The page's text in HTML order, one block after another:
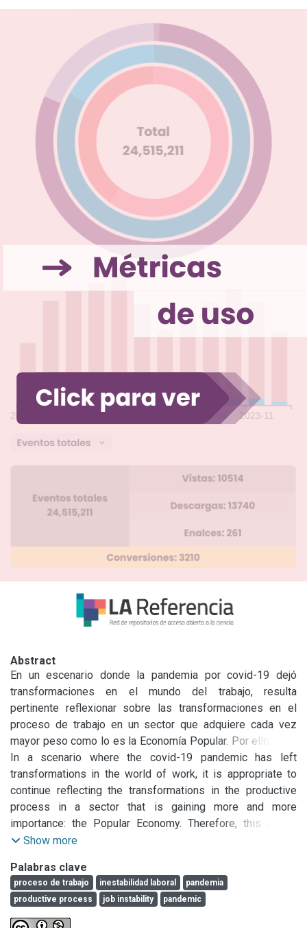
Abstract
En un escenario donde la pandemia por covid-19 dejó
transformaciones en el mundo del trabajo, resulta
pertinente reflexionar sobre las transformaciones en el
proceso de trabajo en un sector que adquiere cada vez
mayor peso como lo es la Economía Popular. Por ello, este
artículo pretende analizar el proceso de trabajo en un grupo
de emprendedoras asociativas textiles de Moreno durante
la pandemia de covid-19. Al ser este un sector altamente
precarizado, enfatizamos en la seguridad y la estabilidad
laboral.
El grupo de emprendedoras asociativas seleccionadas
producción textil de la localidad de Moreno, un distrito de la
provincia de Buenos Aires. Los resultados presentados se
basan en una metodología cualitativa de trabajo,
recopilados con diferentes técnicas, tales como el análisis
In a scenario where the covid-19 pandemic has left
transformations in the world of work, it is appropriate to
continue reflecting the transformations in the productive
process in a sector that is gaining more and more
importance: the Popular Economy. Therefore, this article
aims to analyze the work process in a group of textile
pandemic. As this is a highly precarious sector, we
emphasize in their job instability.
The group of selected associative entrepreneurs are part
of various textile marketing and production spaces in
Show more
Palabras clave
proceso de trabajo inestabilidad laboral
pandemia
productive process
job instability pandemic